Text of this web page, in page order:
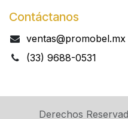
Contáctanos
ventas@promobel.mx
(33) 9688-0531​​
Derechos